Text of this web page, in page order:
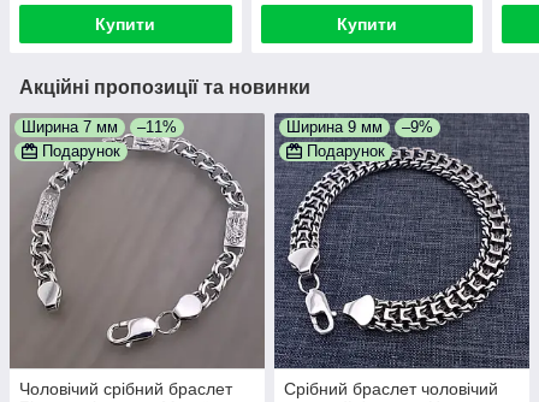
Купити Купити
Акційні пропозиції та новинки
Ширина 7 мм
–11%
Подарунок
Чоловічий срібний браслет
Ширина 9 мм
–9%
Подарунок
Срібний браслет чоловічий